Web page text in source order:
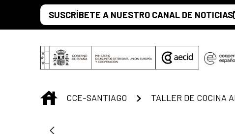
Saltar al contenido principal
SUSCRÍBETE A NUESTRO CANAL DE NOTICIAS
INICIO
CCE-SANTIAGO